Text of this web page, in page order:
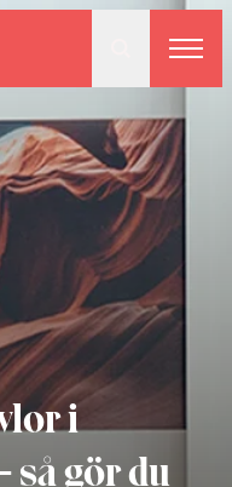
i
gör du